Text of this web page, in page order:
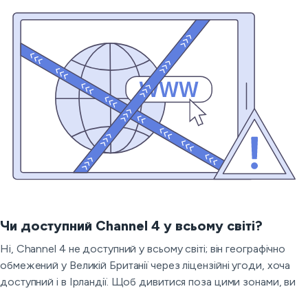
Чи доступний Channel 4 у всьому світі?
Ні, Channel 4 не доступний у всьому світі; він географічно
обмежений у Великій Британії через ліцензійні угоди, хоча
доступний і в Ірландії. Щоб дивитися поза цими зонами, ви